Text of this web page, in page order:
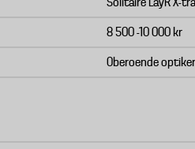
8 500 -10 000 kr
Oberoende